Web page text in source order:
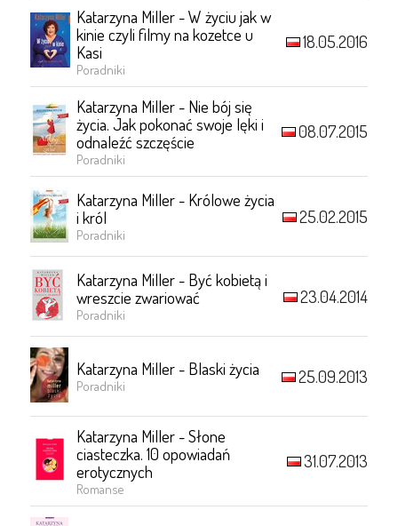
Katarzyna Miller - W życiu jak w
kinie czyli filmy na kozetce u
Kasi
Poradniki
18.05.2016
Katarzyna Miller - Nie bój się
życia. Jak pokonać swoje lęki i
odnaleźć szczęście
Poradniki
08.07.2015
Katarzyna Miller - Królowe życia
i król
Poradniki
25.02.2015
Katarzyna Miller - Być kobietą i
wreszcie zwariować
Poradniki
23.04.2014
Katarzyna Miller - Blaski życia
Poradniki 25.09.2013
Katarzyna Miller - Słone
ciasteczka. 10 opowiadań
erotycznych
Romanse
31.07.2013